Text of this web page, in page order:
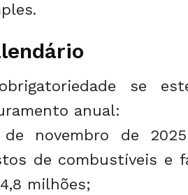
se
anual:
de novembro de
de combustíveis e
milhões;